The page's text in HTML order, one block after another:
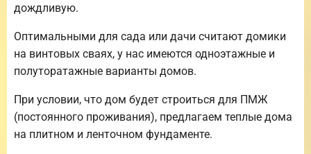
дождливую.
Оптимальными для сада или дачи считают домики
на винтовых сваях, у нас имеются одноэтажные и
полуторатажные варианты домов.
При условии, что дом будет строиться для ПМЖ
(постоянного проживания), предлагаем теплые дома
на плитном и ленточном фундаменте.